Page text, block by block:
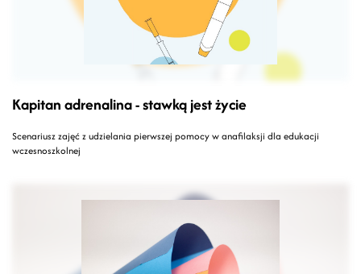
Kapitan adrenalina - stawką jest życie
Scenariusz zajęć z udzielania pierwszej pomocy w anafilaksji dla edukacji
wczesnoszkolnej